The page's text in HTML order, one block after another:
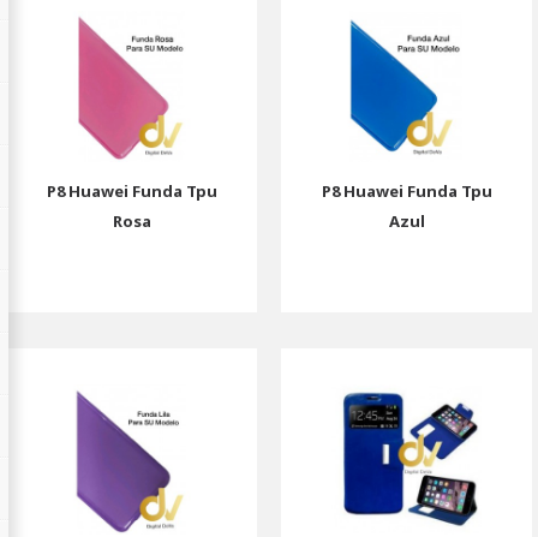
P8 Huawei Funda Tpu
Rosa
P8 Huawei Funda Tpu
Azul